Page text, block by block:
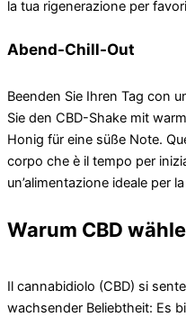
la tua rigenerazione per
Abend-Chill-Out
Beenden Sie Ihren Tag con
Sie den CBD-Shake mit
Honig für eine süße Note.
corpo che è il tempo per
un’alimentazione ideale per
Warum CBD
Il cannabidiolo (CBD) si
wachsender Beliebtheit: Es